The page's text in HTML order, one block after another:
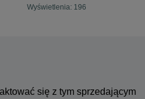
Wyświetlenia: 196
się z tym sprzedającym